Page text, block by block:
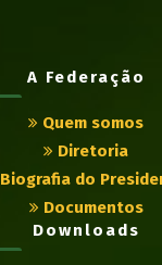
A Federação
Quem somos
Diretoria
Biografia do
Documentos
Downloads